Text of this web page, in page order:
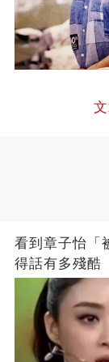
看到章子怡「
得話有多殘酷